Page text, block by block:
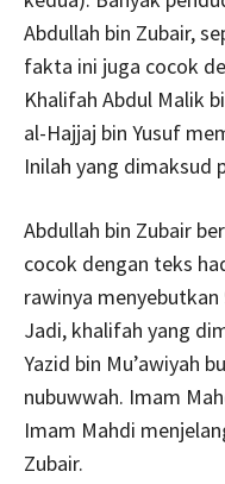
Abdullah bin Zubair,
fakta ini juga cocok
Khalifah Abdul Malik
al-Hajjaj bin Yusuf
Inilah yang dimaksud
Abdullah bin Zubair
cocok dengan teks
rawinya menyebutkan
Jadi, khalifah yang
Yazid bin Mu’awiyah
nubuwwah. Imam
Imam Mahdi
Zubair.